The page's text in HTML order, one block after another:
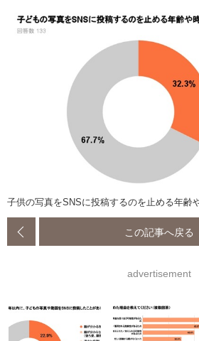
子供の写真をSNSに投稿するのを止める年齢
この記事へ戻る
advertisement